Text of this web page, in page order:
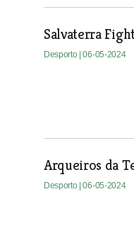
Salvaterra
Desporto | 06-05-2024
Arqueiros da
Desporto | 06-05-2024